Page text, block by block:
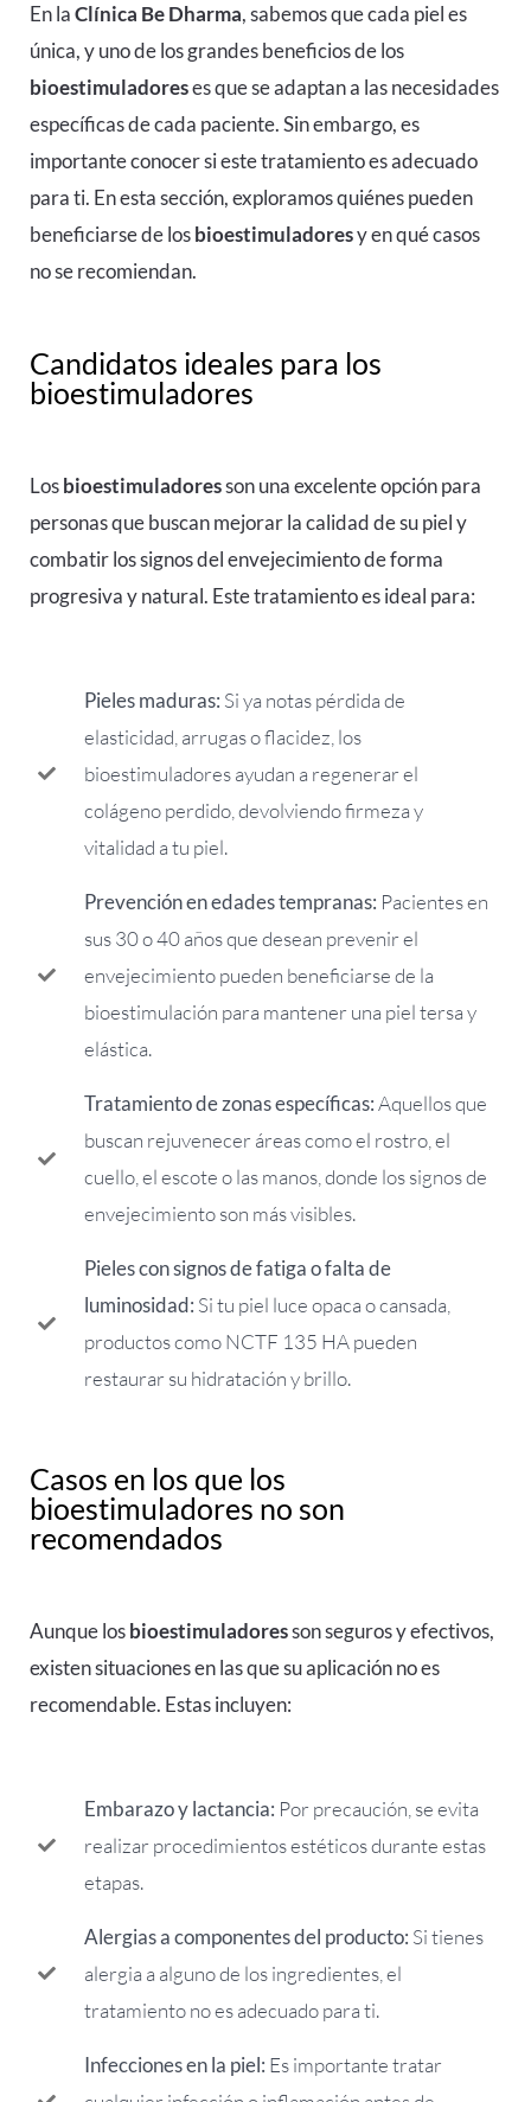
En laClínica Be Dharma, sabemos que cada piel es
única, y uno de los grandes beneficios de los
bioestimuladoreses que se adaptan a las necesidades
específicas de cada paciente. Sin embargo, es
importante conocer si este tratamiento es adecuado
para ti. En esta sección, exploramos quiénes pueden
beneficiarse de losbioestimuladoresy en qué casos
no se recomiendan.
Candidatos ideales para los
bioestimuladores
Losbioestimuladoresson una excelente opción para
personas que buscan mejorar la calidad de su piel y
combatir los signos del envejecimiento de forma
progresiva y natural. Este tratamiento es ideal para:
Pieles maduras: Si ya notas pérdida de
elasticidad, arrugas o flacidez, los
bioestimuladores ayudan a regenerar el
colágeno perdido, devolviendo firmeza y
vitalidad a tu piel.
Prevención en edades tempranas: Pacientes en
sus 30 o 40 años que desean prevenir el
envejecimiento pueden beneficiarse de la
bioestimulación para mantener una piel tersa y
elástica.
Tratamiento de zonas específicas:Aquellos que
buscan rejuvenecer áreas como el rostro, el
cuello, el escote o las manos, donde los signos de
envejecimiento son más visibles.
Pieles con signos de fatiga o falta de
luminosidad: Si tu piel luce opaca o cansada,
productos como NCTF 135 HA pueden
restaurar su hidratación y brillo.
Casos en los que los
bioestimuladores no son
recomendados
Aunque losbioestimuladoresson seguros y efectivos,
existen situaciones en las que su aplicación no es
recomendable. Estas incluyen:
Embarazo y lactancia: Por precaución, se evita
realizar procedimientos estéticos durante estas
etapas.
Alergias a componentes del producto: Si tienes
alergia a alguno de los ingredientes, el
tratamiento no es adecuado para ti.
Infecciones en la piel: Es importante tratar